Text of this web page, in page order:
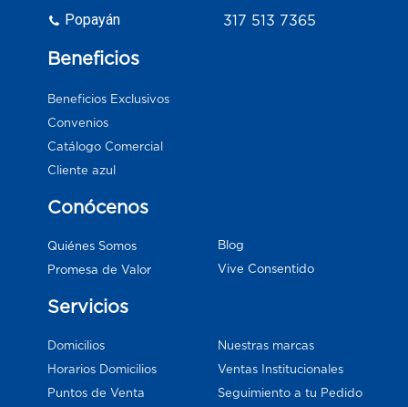
Popayán
317 513 7365
Beneficios
Beneficios Exclusivos
Convenios
Catálogo Comercial
Cliente azul
Conócenos
Quiénes Somos
Promesa de Valor
Blog
Vive Consentido
Servicios
Domicilios
Horarios Domicilios
Puntos de Venta
Nuestras marcas
Ventas Institucionales
Seguimiento a tu Pedido